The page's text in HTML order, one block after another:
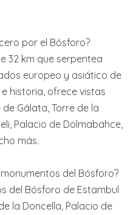
por el Bósforo?
32 km que serpentea
europeo y asiático de
historia, ofrece vistas
Gálata, Torre de la
Palacio de Dolmabahce,
más.
del Bósforo?
del Bósforo de Estambul
la Doncella, Palacio de